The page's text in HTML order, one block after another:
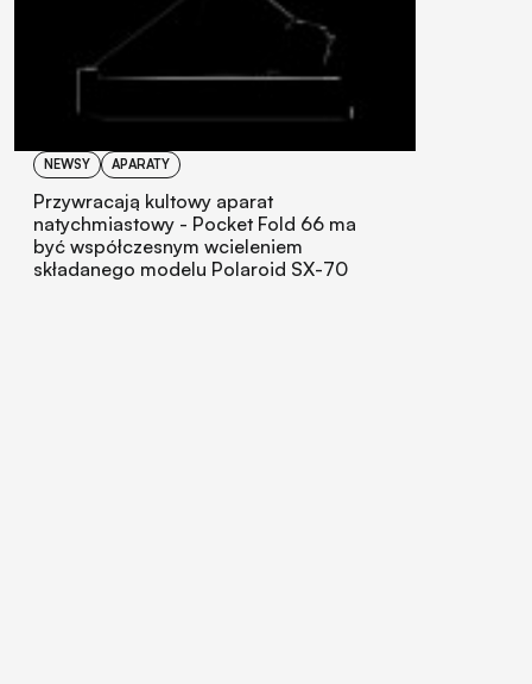
NEWSY APARATY
Przywracają kultowy aparat
natychmiastowy - Pocket Fold 66 ma
być współczesnym wcieleniem
składanego modelu Polaroid SX-70